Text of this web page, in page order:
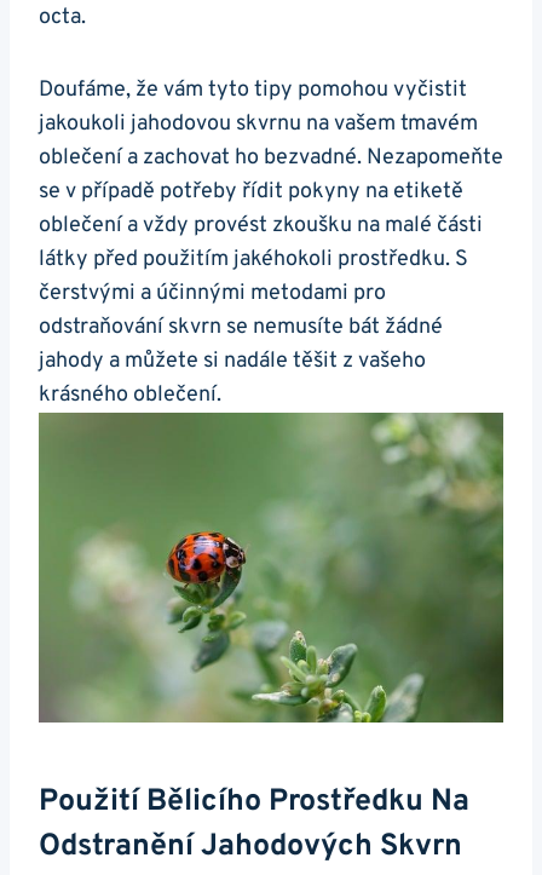
octa.
Doufáme,​ že vám tyto tipy pomohou vyčistit
‍jakoukoli jahodovou skvrnu na vašem tmavém
oblečení‌ a ⁣zachovat‌ ho bezvadné. Nezapomeňte
se v případě potřeby řídit pokyny na ‌etiketě
⁣oblečení ​a​ vždy provést ‌zkoušku na malé části
látky před⁢ použitím jakéhokoli prostředku. S
‍čerstvými⁤ a ‍účinnými metodami ⁣pro
odstraňování‌ skvrn ​se nemusíte⁣ bát žádné
jahody⁣ a můžete si⁢ nadále těšit z⁤ vašeho
krásného⁣ oblečení.
Použití Bělicího Prostředku Na
Odstranění Jahodových Skvrn